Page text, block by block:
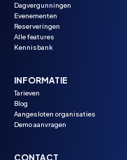
Dagvergunningen
Evenementen
Reserveringen
Alle features
Kennisbank
INFORMATIE
Tarieven
Blog
Aangesloten organisaties
Demo aanvragen
CONTACT